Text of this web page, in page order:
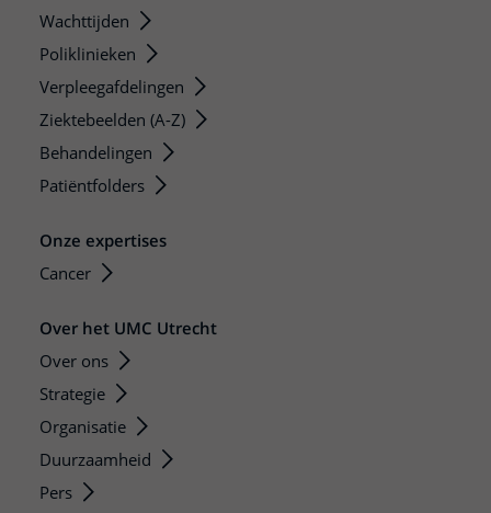
Wachttijden
Poliklinieken
Verpleegafdelingen
Ziektebeelden (A-Z)
Behandelingen
Patiëntfolders
Onze expertises
Cancer
Over het UMC Utrecht
Over ons
Strategie
Organisatie
Duurzaamheid
Pers